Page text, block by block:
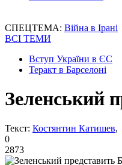
СПЕЦТЕМА: Війна в Ірані
ВСІ ТЕМИ
Вступ України в ЄС
Теракт в Барселоні
Зеленський
Текст: Костянтин Катишев,
0
2873